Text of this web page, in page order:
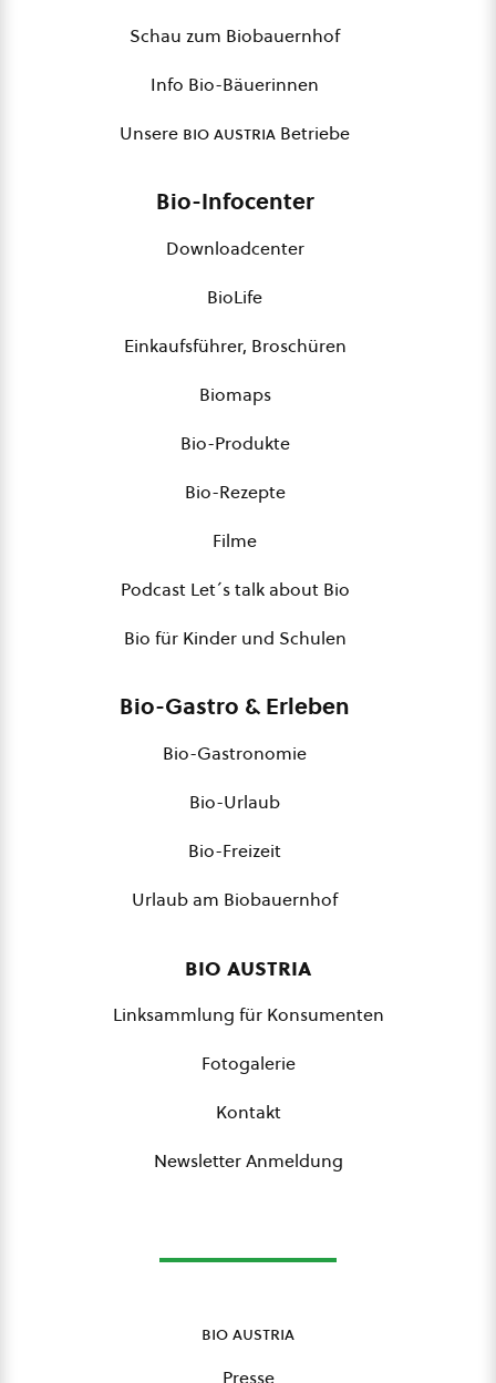
Schau zum Biobauernhof
Info Bio-Bäuerinnen
Unsere bio austria Betriebe
Bio-Infocenter
Downloadcenter
BioLife
Einkaufsführer, Broschüren
Biomaps
Bio-Produkte
Bio-Rezepte
Filme
Podcast Let´s talk about Bio
Bio für Kinder und Schulen
Bio-Gastro & Erleben
Bio-Gastronomie
Bio-Urlaub
Bio-Freizeit
Urlaub am Biobauernhof
bio austria
Linksammlung für Konsumenten
Fotogalerie
Kontakt
Newsletter Anmeldung
bio austria
Presse